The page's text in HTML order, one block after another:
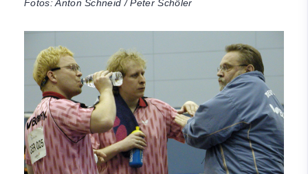
Fotos: Anton Schneid / Peter Schöler